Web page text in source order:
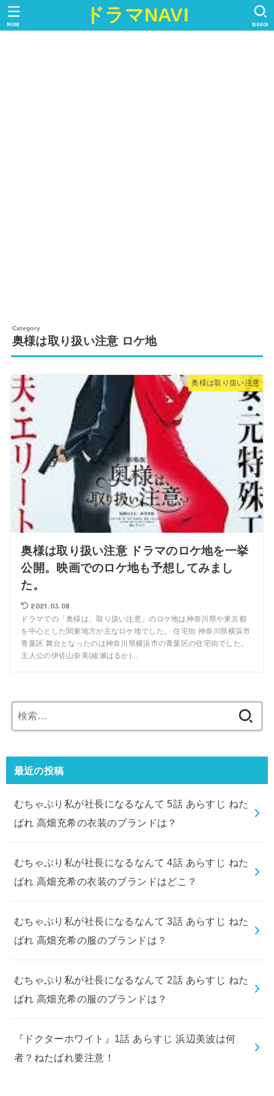
ドラマNAVI SEARCH
MENU
奥様は取り扱い注意 ロケ地
奥様は取り扱い注意
奥様は取り扱い注意 ドラマのロケ地を一挙
公開。映画でのロケ地も予想してみまし
た。
2021.03.08
ドラマでの「奥様は、取り扱い注意」のロケ地は神奈川県や東京都
を中心とした関東地方が主なロケ地でした。 住宅街 神奈川県横浜市
青葉区 舞台となったのは神奈川県横浜市の青葉区の住宅街でした。
主人公の伊佐山奈美(綾瀬はるか)...
索:
最近の投稿
むちゃぶり私が社長になるなんて 5話 あらすじ ねた
ばれ 高畑充希の衣装のブランドは？
むちゃぶり私が社長になるなんて 4話 あらすじ ねた
ばれ 高畑充希の衣装のブランドはどこ？
むちゃぶり私が社長になるなんて 3話 あらすじ ねた
ばれ 高畑充希の服のブランドは？
むちゃぶり私が社長になるなんて 2話 あらすじ ねた
ばれ 高畑充希の服のブランドは？
『ドクターホワイト』1話 あらすじ 浜辺美波は何
者？ねたばれ要注意！